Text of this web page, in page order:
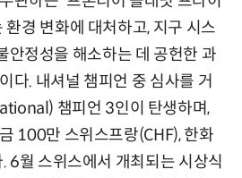
경 변화에 대처하고, 지구 시스
정성을 해소하는 데 공헌한 과
다. 내셔널 챔피언 중 심사를 거
챔피언 3인이 탄생하며,
100만 스위스프랑(CHF), 한화
6월 스위스에서 개최되는 시상식